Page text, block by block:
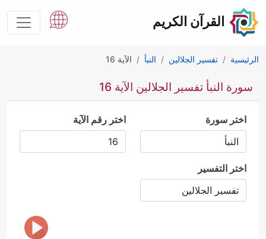
القرآن الكريم
الرئيسية تفسير الجلالين النبأ الآية 16
سورة النبأ تفسير الجلالين الآية 16
اختر سورة اختر رقم الآية
اختر التفسير